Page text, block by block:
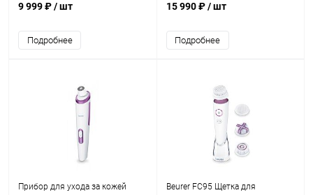
9 999 ₽/ шт
Подробнее
15 990 ₽/ шт
Подробнее
Прибор для ухода за кожей
Beurer FC95 Щетка для